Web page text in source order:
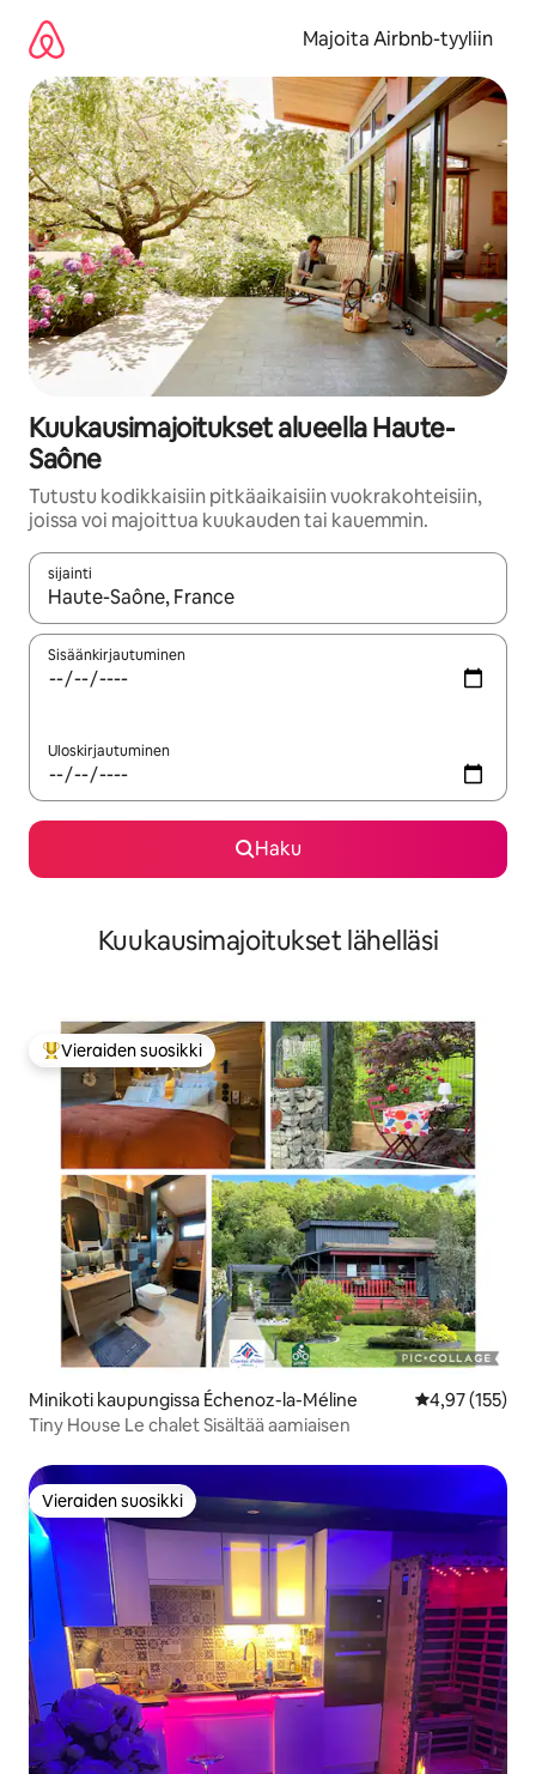
sisältö
väliin
Majoita Airbnb-tyyliin
Kuukausimajoitukset alueella Haute-
Saône
Tutustu kodikkaisiin pitkäaikaisiin vuokrakohteisiin,
joissa voi majoittua kuukauden tai kauemmin.
sijainti
Kun tulokset ovat saatavilla, navigoi ylös- ja alas-
Sisäänkirjautuminen
Uloskirjautuminen
Haku
Kuukausimajoitukset lähelläsi
Vieraiden suosikkien parhaimmistoa
Vieraiden suosikki
Minikoti kaupungissa Échenoz-la-Méline
4,97 (155)
Tiny House Le chalet Sisältää aamiaisen
Vieraiden suosikki
Vieraiden suosikki